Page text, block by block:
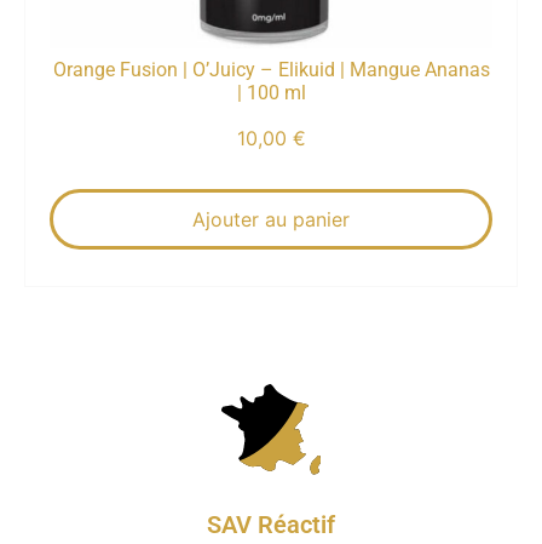
Orange Fusion | O’Juicy – Elikuid | Mangue Ananas
| 100 ml
10,00 €
Ajouter au panier
SAV Réactif